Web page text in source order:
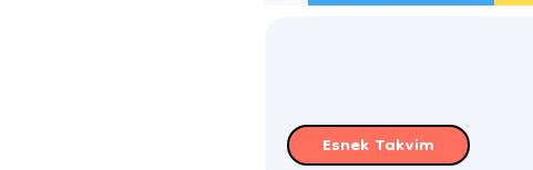
Esnek Takvim